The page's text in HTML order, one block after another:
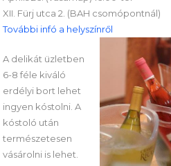
XII. Fürj utca 2. (BAH csomópontnál)
További infó a helyszínről
A delikát üzletben
6-8 féle kiváló
erdélyi bort lehet
ingyen kóstolni. A
kóstoló után
természetesen
vásárolni is lehet.